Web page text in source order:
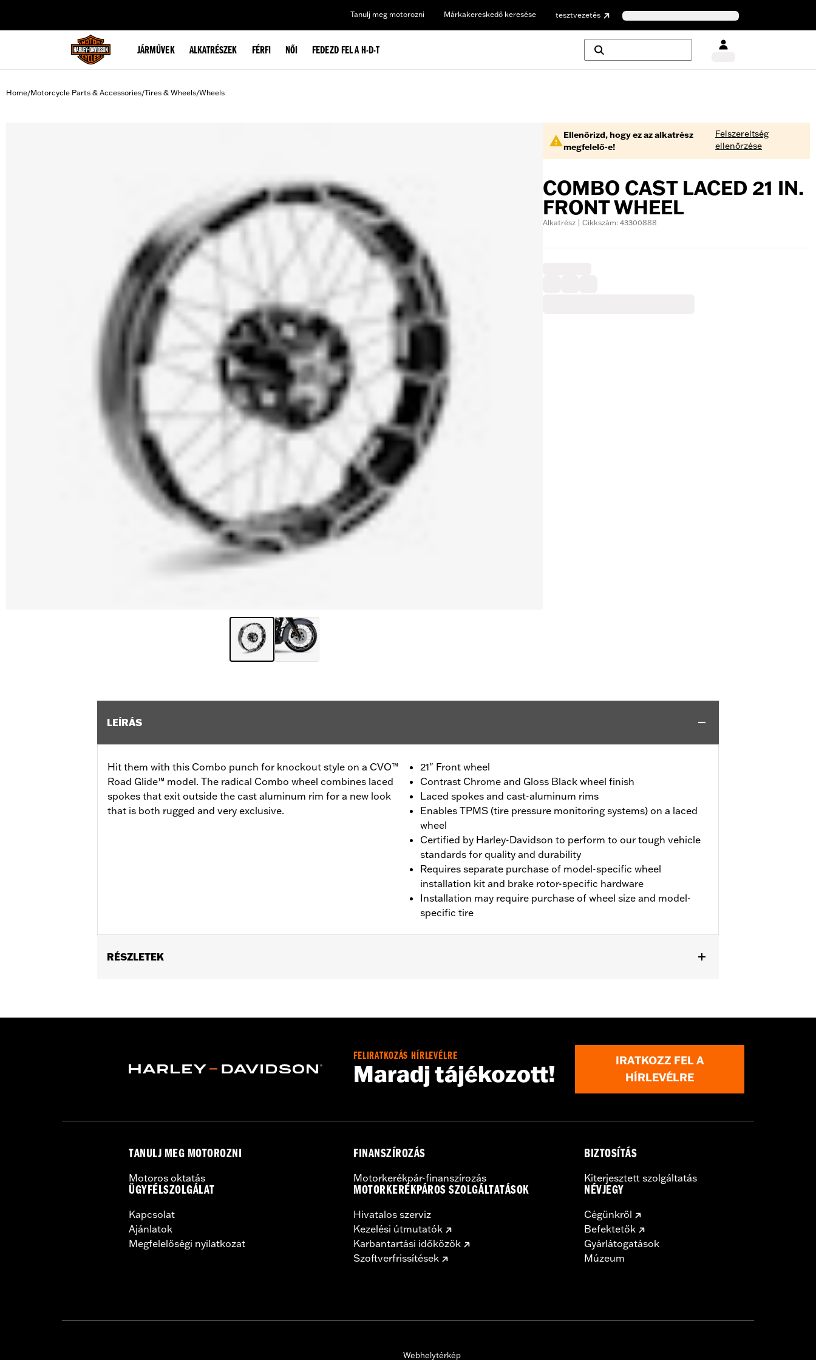
Tanulj meg motorozni Márkakereskedő keresése tesztvezetés
JÁRMŰVEK ALKATRÉSZEK FÉRFI NŐI FEDEZD FEL A H-D-T
Home/Motorcycle Parts & Accessories/Tires & Wheels/Wheels
Ellenőrizd, hogy ez az alkatrész
megfelelő-e!
Felszereltség
ellenőrzése
COMBO CAST LACED 21 IN.
FRONT WHEEL
Alkatrész | Cikkszám: 43300888
LEÍRÁS
Hit them with this Combo punch for knockout style on a CVO™
Road Glide™ model. The radical Combo wheel combines laced
spokes that exit outside the cast aluminum rim for a new look
that is both rugged and very exclusive.
21" Front wheel
Contrast Chrome and Gloss Black wheel finish
Laced spokes and cast-aluminum rims
Enables TPMS (tire pressure monitoring systems) on a laced
wheel
Certified by Harley-Davidson to perform to our tough vehicle
standards for quality and durability
Requires separate purchase of model-specific wheel
installation kit and brake rotor-specific hardware
Installation may require purchase of wheel size and model-
specific tire
RÉSZLETEK
Installation Instructions
Material:Cast Aluminum
FELIRATKOZÁS HÍRLEVÉLRE
Maradj tájékozott!
IRATKOZZ FEL A
HÍRLEVÉLRE
TANULJ MEG MOTOROZNI
Motoros oktatás
ÜGYFÉLSZOLGÁLAT
Kapcsolat
Ajánlatok
Megfelelőségi nyilatkozat
FINANSZÍROZÁS
Motorkerékpár-finanszírozás
MOTORKERÉKPÁROS SZOLGÁLTATÁSOK
Hivatalos szerviz
Kezelési útmutatók
Karbantartási időközök
Szoftverfrissítések
BIZTOSÍTÁS
Kiterjesztett szolgáltatás
NÉVJEGY
Cégünkről
Befektetők
Gyárlátogatások
Múzeum
Webhelytérkép